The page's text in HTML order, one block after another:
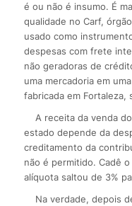
é ou não é insumo. É
qualidade no Carf,
usado como
despesas com frete
não geradoras de
uma mercadoria em
fabricada em Fortaleza,
A receita da venda
estado depende da
creditamento da
não é permitido. Cadê
alíquota saltou de 3%
Na verdade, depois